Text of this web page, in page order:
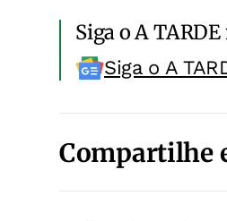
Siga o A
Siga o A
Compartilhe